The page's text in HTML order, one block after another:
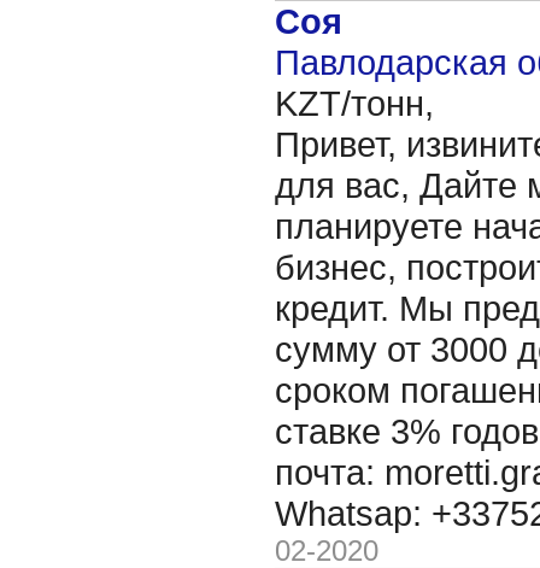
Соя
Павлодарская
KZT/тонн,
Привет,
для вас, Дайте
планируете
бизнес,
кредит. Мы
сумму от 3000
сроком
ставке 3%
почта:
Whatsap:
02-2020